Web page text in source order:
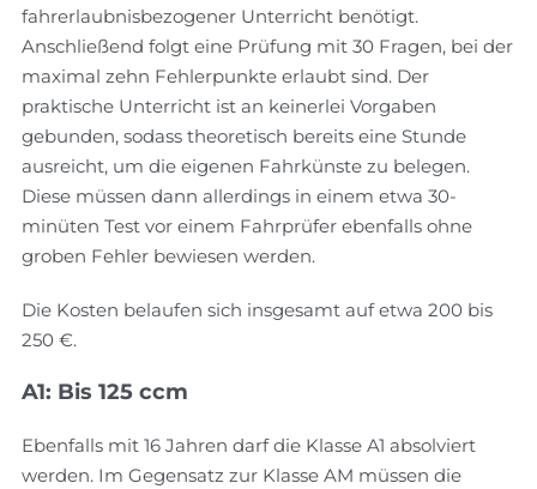
fahrerlaubnisbezogener Unterricht benötigt.
Anschließend folgt eine Prüfung mit 30 Fragen, bei der
maximal zehn Fehlerpunkte erlaubt sind. Der
praktische Unterricht ist an keinerlei Vorgaben
gebunden, sodass theoretisch bereits eine Stunde
ausreicht, um die eigenen Fahrkünste zu belegen.
Diese müssen dann allerdings in einem etwa 30-
minüten Test vor einem Fahrprüfer ebenfalls ohne
groben Fehler bewiesen werden.
Die Kosten belaufen sich insgesamt auf etwa 200 bis
250 €.
A1: Bis 125 ccm
Ebenfalls mit 16 Jahren darf die Klasse A1 absolviert
werden. Im Gegensatz zur Klasse AM müssen die